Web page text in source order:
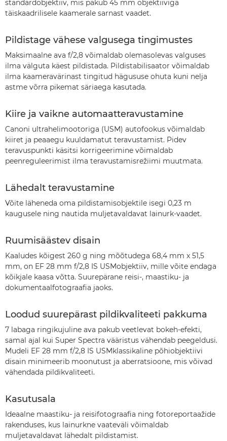
standardobjektiiv, mis pakub 45 mm objektiiviga
täiskaadrilisele kaamerale sarnast vaadet.
Pildistage vähese valgusega tingimustes
Maksimaalne ava f/2,8 võimaldab olemasolevas valguses
ilma välguta käest pildistada. Pildistabilisaator võimaldab
ilma kaameravärinast tingitud hägususe ohuta kuni nelja
astme võrra pikemat säriaega kasutada.
Kiire ja vaikne automaatteravustamine
Canoni ultrahelimootoriga (USM) autofookus võimaldab
kiiret ja peaaegu kuuldamatut teravustamist. Pidev
teravuspunkti käsitsi korrigeerimine võimaldab
peenreguleerimist ilma teravustamisrežiimi muutmata.
Lähedalt teravustamine
Võite läheneda oma pildistamisobjektile isegi 0,23 m
kaugusele ning nautida muljetavaldavat lainurk-vaadet.
Ruumisäästev disain
Kaaludes kõigest 260 g ning mõõtudega 68,4 mm x 51,5
mm, on EF 28 mm f/2,8 IS USMobjektiiv, mille võite endaga
kõikjale kaasa võtta. Suurepärane reisi-, maastiku- ja
dokumentaalfotograafia jaoks.
Loodud suurepärast pildikvaliteeti pakkuma
7 labaga ringikujuline ava pakub veetlevat bokeh-efekti,
samal ajal kui Super Spectra vääristus vähendab peegeldusi.
Mudeli EF 28 mm f/2,8 IS USMklassikaline põhiobjektiivi
disain minimeerib moonutust ja aberratsioone, mis võivad
vähendada pildikvaliteeti.
Kasutusala
Ideaalne maastiku- ja reisifotograafia ning fotoreportaažide
rakenduses, kus lainurkne vaateväli võimaldab
muljetavaldavat lähedalt pildistamist.